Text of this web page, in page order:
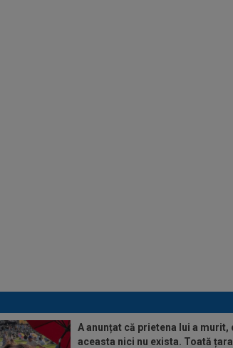
A anunțat că prietena lui a murit,
aceasta nici nu exista. Toată